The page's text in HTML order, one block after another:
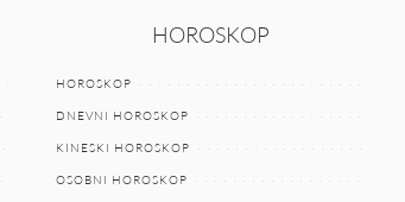
HOROSKOP
HOROSKOP
DNEVNI HOROSKOP
KINESKI HOROSKOP
OSOBNI HOROSKOP